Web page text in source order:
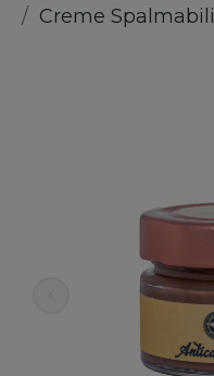
Creme Spalmabili